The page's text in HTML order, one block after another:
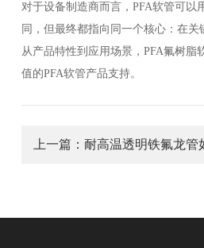
对于设备制造商而言，PFA软管可
同，但最终都指向同一个核心：在关
从产品特性到应用场景，PFA氟树
值的PFA软管产品支持。
上一篇：耐高温透明铁氟龙管